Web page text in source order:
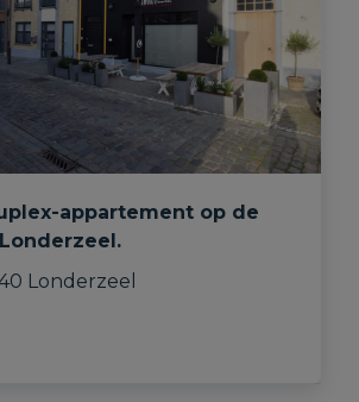
appartement op de
Londerzeel